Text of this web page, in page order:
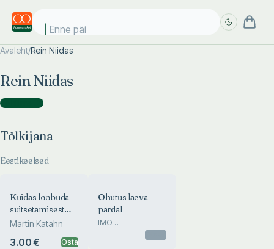
Enne päik
Avaleht/Rein Niidas
Rein Niidas
Tõlkijana )
Tõlkijana
Eestikeelsed
Kuidas loobuda
suitsetamisest
kaalus juurde
Martin Katahn
3.00 € Osta
Ohutus laeva
pardal
IMO
Meresidepidamise